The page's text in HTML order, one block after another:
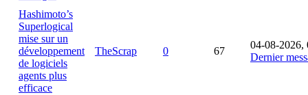
Hashimoto’s
Superlogical
mise sur un
développement
de logiciels
agents plus
efficace
TheScrap 0 67
04-08-2026,
Dernier